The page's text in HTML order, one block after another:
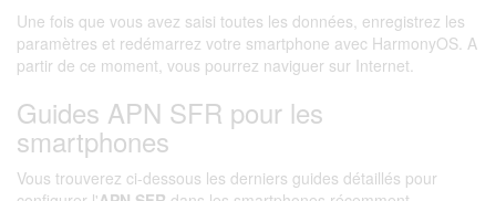
Une fois que vous avez saisi toutes les données, enregistrez les
paramètres et redémarrez votre smartphone avec HarmonyOS. A
partir de ce moment, vous pourrez naviguer sur Internet.
Guides APN SFR pour les
smartphones
Vous trouverez ci-dessous les derniers guides détaillés pour